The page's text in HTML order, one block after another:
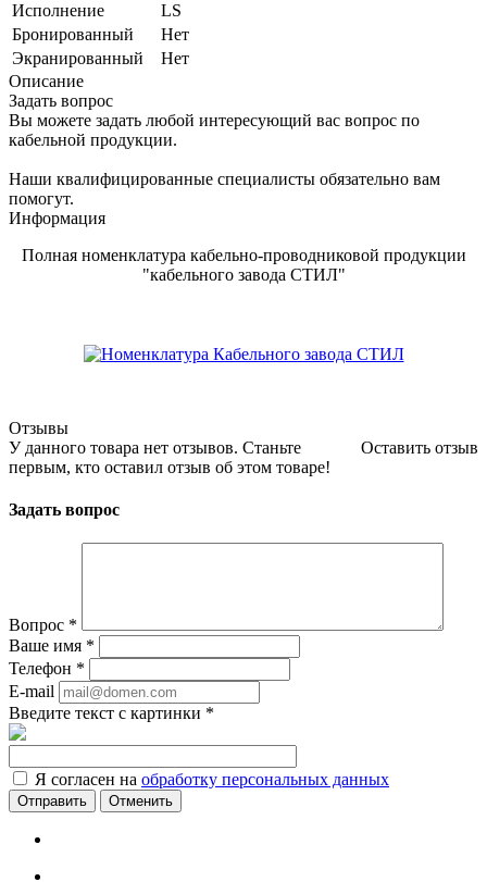
Исполнение
LS
Бронированный
Нет
Экранированный
Нет
Описание
Задать вопрос
Вы можете задать любой интересующий вас вопрос по
кабельной продукции.
Наши квалифицированные специалисты обязательно вам
помогут.
Информация
Полная номенклатура кабельно-проводниковой продукции
"кабельного завода СТИЛ"
Отзывы
Оставить отзыв
У данного товара нет отзывов. Станьте
первым, кто оставил отзыв об этом товаре!
Задать вопрос
Вопрос *
Ваше имя *
Телефон *
E-mail
Введите текст с картинки *
Я согласен на обработку персональных данных
Отменить